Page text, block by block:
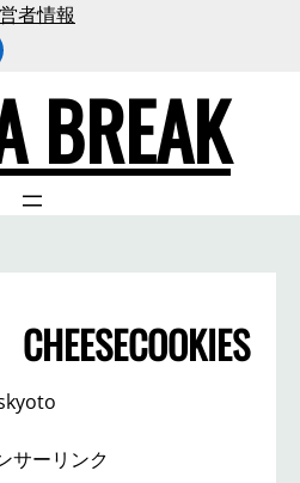
者情報
BREAK
サーリンク